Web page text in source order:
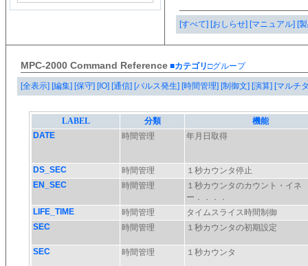
[すべて] [おしらせ] [マニュアル] [
MPC-2000 Command Reference ■カテゴリ□グループ
[全表示] [編集] [保守] [IO] [通信] [パルス発生] [時間管理] [制御文] [演算] [マルチ